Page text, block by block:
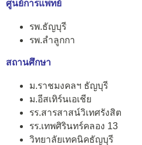
ศูนย์การแพทย์
รพ.ธัญบุรี
รพ.ลำลูกกา
สถานศึกษา
ม.ราชมงคลฯ ธัญบุรี
ม.อีสเทิร์นเอเชีย
รร.สารสาสน์วิเทศรังสิต
รร.เทพศิรินทร์คลอง 13
วิทยาลัยเทคนิคธัญบุรี